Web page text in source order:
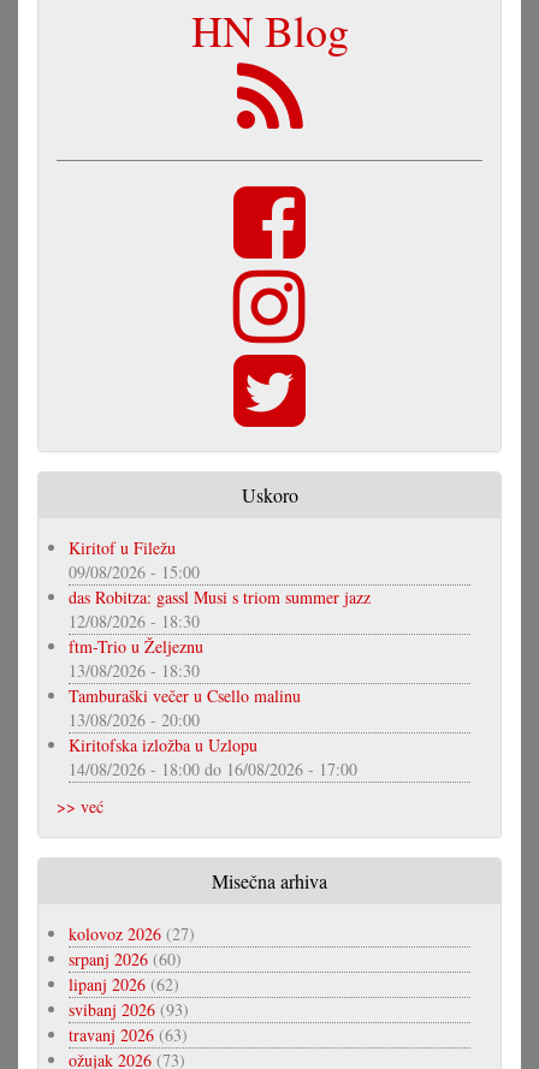
HN Blog
Uskoro
Kiritof u Filežu
09/08/2026 - 15:00
das Robitza: gassl Musi s triom summer jazz
12/08/2026 - 18:30
ftm-Trio u Željeznu
13/08/2026 - 18:30
Tamburaški večer u Csello malinu
13/08/2026 - 20:00
Kiritofska izložba u Uzlopu
14/08/2026 - 18:00 do 16/08/2026 - 17:00
>> već
Misečna arhiva
kolovoz 2026 (27)
srpanj 2026 (60)
lipanj 2026 (62)
svibanj 2026 (93)
travanj 2026 (63)
ožujak 2026 (73)